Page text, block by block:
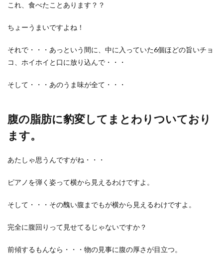
これ、食べたことあります？？
ちょーうまいですよね！
それで・・・あっという間に、中に入っていた6個ほどの旨いチョ
コ、ホイホイと口に放り込んで・・・
そして・・・あのうま味が全て・・・
腹の脂肪に豹変してまとわりついており
ます。
あたしゃ思うんですがね・・・
ピアノを弾く姿って横から見えるわけですよ。
そして・・・その醜い腹までもが横から見えるわけですよ。
完全に腹回りって見せてるじゃないですか？
前傾するもんなら・・・物の見事に腹の厚さが目立つ。